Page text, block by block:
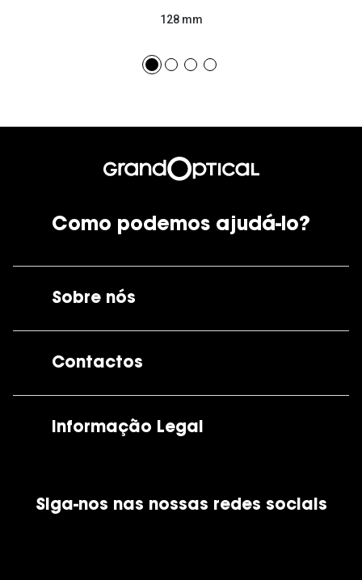
128 mm
Como podemos ajudá-lo?
Sobre nós
Contactos
Informação Legal
Política de Cookies
Siga-nos nas nossas redes sociais